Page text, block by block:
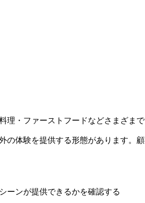
・ファーストフードなどさまざまで
の体験を提供する形態があります。
ーンが提供できるかを確認する